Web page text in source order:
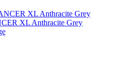
XL Anthracite Grey